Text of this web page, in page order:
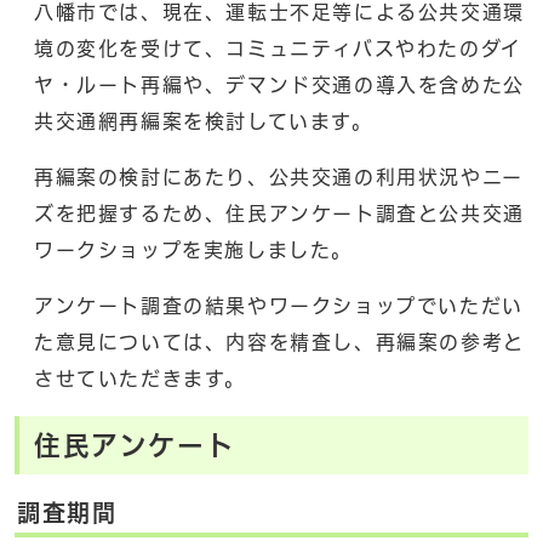
八幡市では、現在、運転士不足等による公共交通環
境の変化を受けて、コミュニティバスやわたのダイ
ヤ・ルート再編や、デマンド交通の導入を含めた公
共交通網再編案を検討しています。
再編案の検討にあたり、公共交通の利用状況やニー
ズを把握するため、住民アンケート調査と公共交通
ワークショップを実施しました。
アンケート調査の結果やワークショップでいただい
た意見については、内容を精査し、再編案の参考と
させていただきます。
住民アンケート
調査期間